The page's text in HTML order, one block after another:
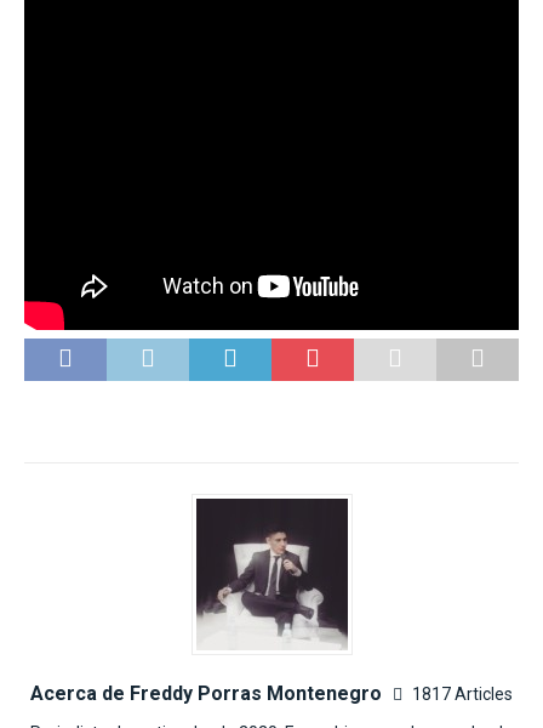
Acerca de Freddy Porras Montenegro
1817 Articles